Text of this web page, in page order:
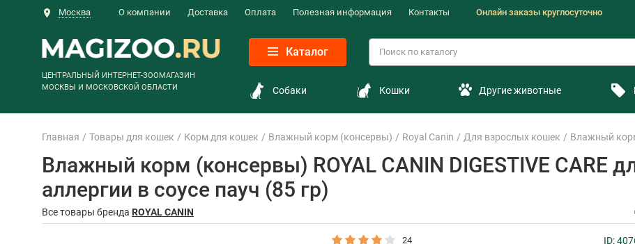
Москва О компании Доставка Оплата Полезная информация Контакты Онлайн заказы круглосуточно
ЦЕНТРАЛЬНЫЙ ИНТЕРНЕТ-ЗООМАГАЗИН
МОСКВЫ И МОСКОВСКОЙ ОБЛАСТИ
Каталог
Собаки Кошки Другие животные
Главная Товары для кошек Корм для кошек Влажный корм (консервы) Royal Canin Для взрослых кошек Влажный
Влажный корм (консервы) ROYAL CANIN DIGESTIVE CARE
аллергии в соусе пауч (85 гр)
Все товары бренда ROYAL CANIN
24 ID: